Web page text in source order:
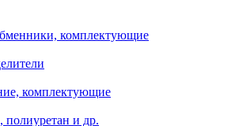
комплектующие
комплектующие
и др.